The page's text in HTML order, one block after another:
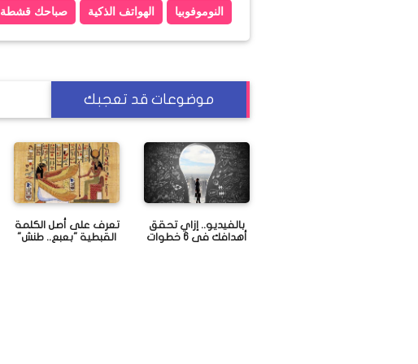
النوموفوبيا الهواتف الذكية صباحك قشطة
موضوعات قد تعجبك
بالفيديو.. إزاي تحقق
أهدافك فى 6 خطوات
تعرف على أصل الكلمة
القبطية "بعبع.. طنش"
تونس تتردد أصداؤه في مصر